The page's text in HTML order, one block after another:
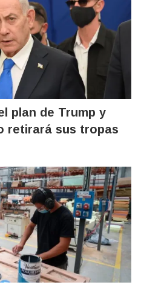
plan de Trump y
retirará sus tropas